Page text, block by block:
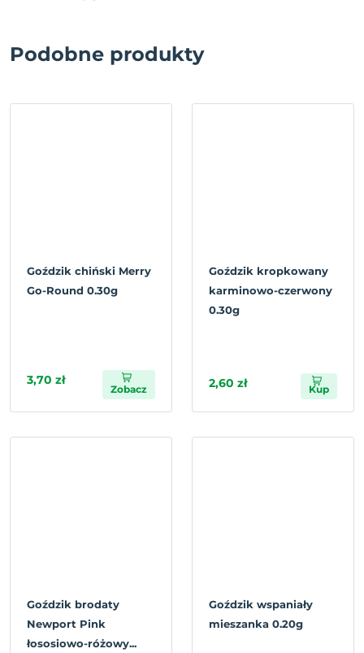
Podobne produkty
Goździk chiński Merry
Go-Round 0.30g
3,70 zł
Zobacz
Goździk kropkowany
karminowo-czerwony
0.30g
2,60 zł Kup
Goździk brodaty
Newport Pink
łososiowo-różowy...
Goździk wspaniały
mieszanka 0.20g